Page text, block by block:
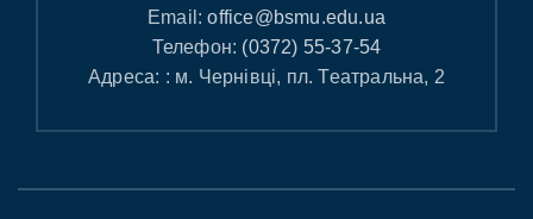
Email:office@bsmu.edu.ua
Телефон: (0372) 55-37-54
Адреса: : м. Чернівці, пл. Театральна, 2